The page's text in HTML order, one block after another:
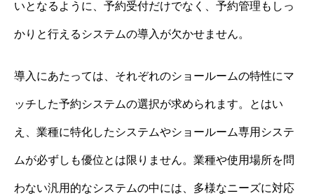
いとなるように、予約受付だけでなく、予約管理もしっ
かりと行えるシステムの導入が欠かせません。
導入にあたっては、それぞれのショールームの特性にマ
ッチした予約システムの選択が求められます。とはい
え、業種に特化したシステムやショールーム専用システ
ムが必ずしも優位とは限りません。業種や使用場所を問
わない汎用的なシステムの中には、多様なニーズに対応